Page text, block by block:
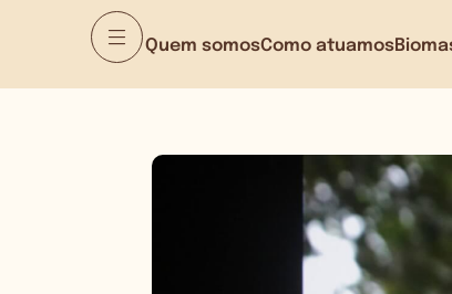
Quem somosComo atuamos